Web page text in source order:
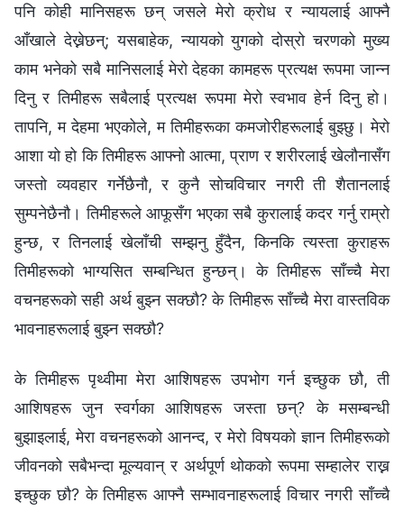
पनि कोही मानिसहरू छन् जसले मेरो क्रोध र न्यायलाई आफ्नै
आँखाले देख्नेछन्; यसबाहेक, न्यायको युगको दोस्रो चरणको मुख्य
काम भनेको सबै मानिसलाई मेरो देहका कामहरू प्रत्यक्ष रूपमा जान्न
दिनु र तिमीहरू सबैलाई प्रत्यक्ष रूपमा मेरो स्वभाव हेर्न दिनु हो।
तापनि, म देहमा भएकोले, म तिमीहरूका कमजोरीहरूलाई बुझ्छु। मेरो
आशा यो हो कि तिमीहरू आफ्नो आत्मा, प्राण र शरीरलाई खेलौनासँग
जस्तो व्यवहार गर्नेछैनौ, र कुनै सोचविचार नगरी ती शैतानलाई
सुम्पनेछैनौ। तिमीहरूले आफूसँग भएका सबै कुरालाई कदर गर्नु राम्रो
हुन्छ, र तिनलाई खेलाँची सम्झनु हुँदैन, किनकि त्यस्ता कुराहरू
तिमीहरूको भाग्यसित सम्बन्धित हुन्छन्। के तिमीहरू साँच्चै मेरा
वचनहरूको सही अर्थ बुझ्न सक्छौ? के तिमीहरू साँच्चै मेरा वास्तविक
भावनाहरूलाई बुझ्‍न सक्छौ?
के तिमीहरू पृथ्वीमा मेरा आशिषहरू उपभोग गर्न इच्छुक छौ, ती
आशिषहरू जुन स्वर्गका आशिषहरू जस्ता छन्? के मसम्बन्धी
बुझाइलाई, मेरा वचनहरूको आनन्द, र मेरो विषयको ज्ञान तिमीहरूको
जीवनको सबैभन्दा मूल्यवान् र अर्थपूर्ण थोकको रूपमा सम्हालेर राख्न
इच्छुक छौ? के तिमीहरू आफ्नै सम्भावनाहरूलाई विचार नगरी साँच्चै